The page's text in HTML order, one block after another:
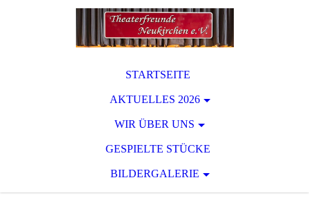
STARTSEITE
AKTUELLES 2026
WIR ÜBER UNS
GESPIELTE STÜCKE
BILDERGALERIE